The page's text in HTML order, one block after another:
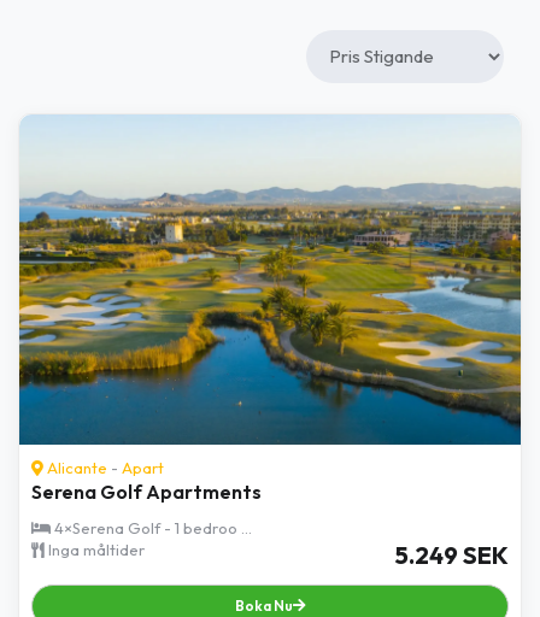
Alicante - Apart
Serena Golf Apartments
4×Serena Golf - 1 bedroo ...
Inga måltider
5.249 SEK
Boka Nu